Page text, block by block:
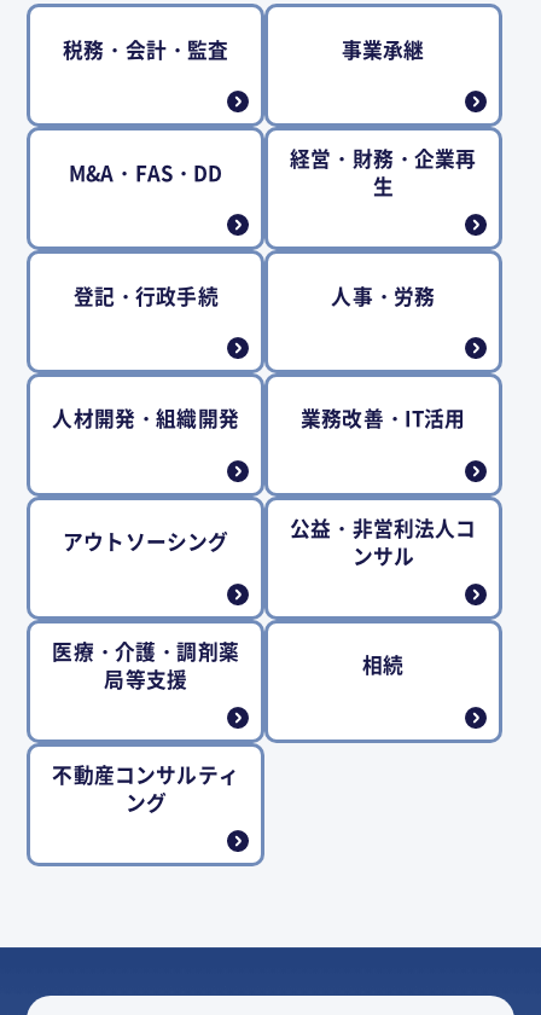
税務・会計・監査 事業承継
M&A・FAS・DD
経営・財務・企業再
生
登記・行政手続 人事・労務
人材開発・組織開発 業務改善・IT活用
アウトソーシング
公益・非営利法人コ
ンサル
医療・介護・調剤薬
局等支援
相続
不動産コンサルティ
ング